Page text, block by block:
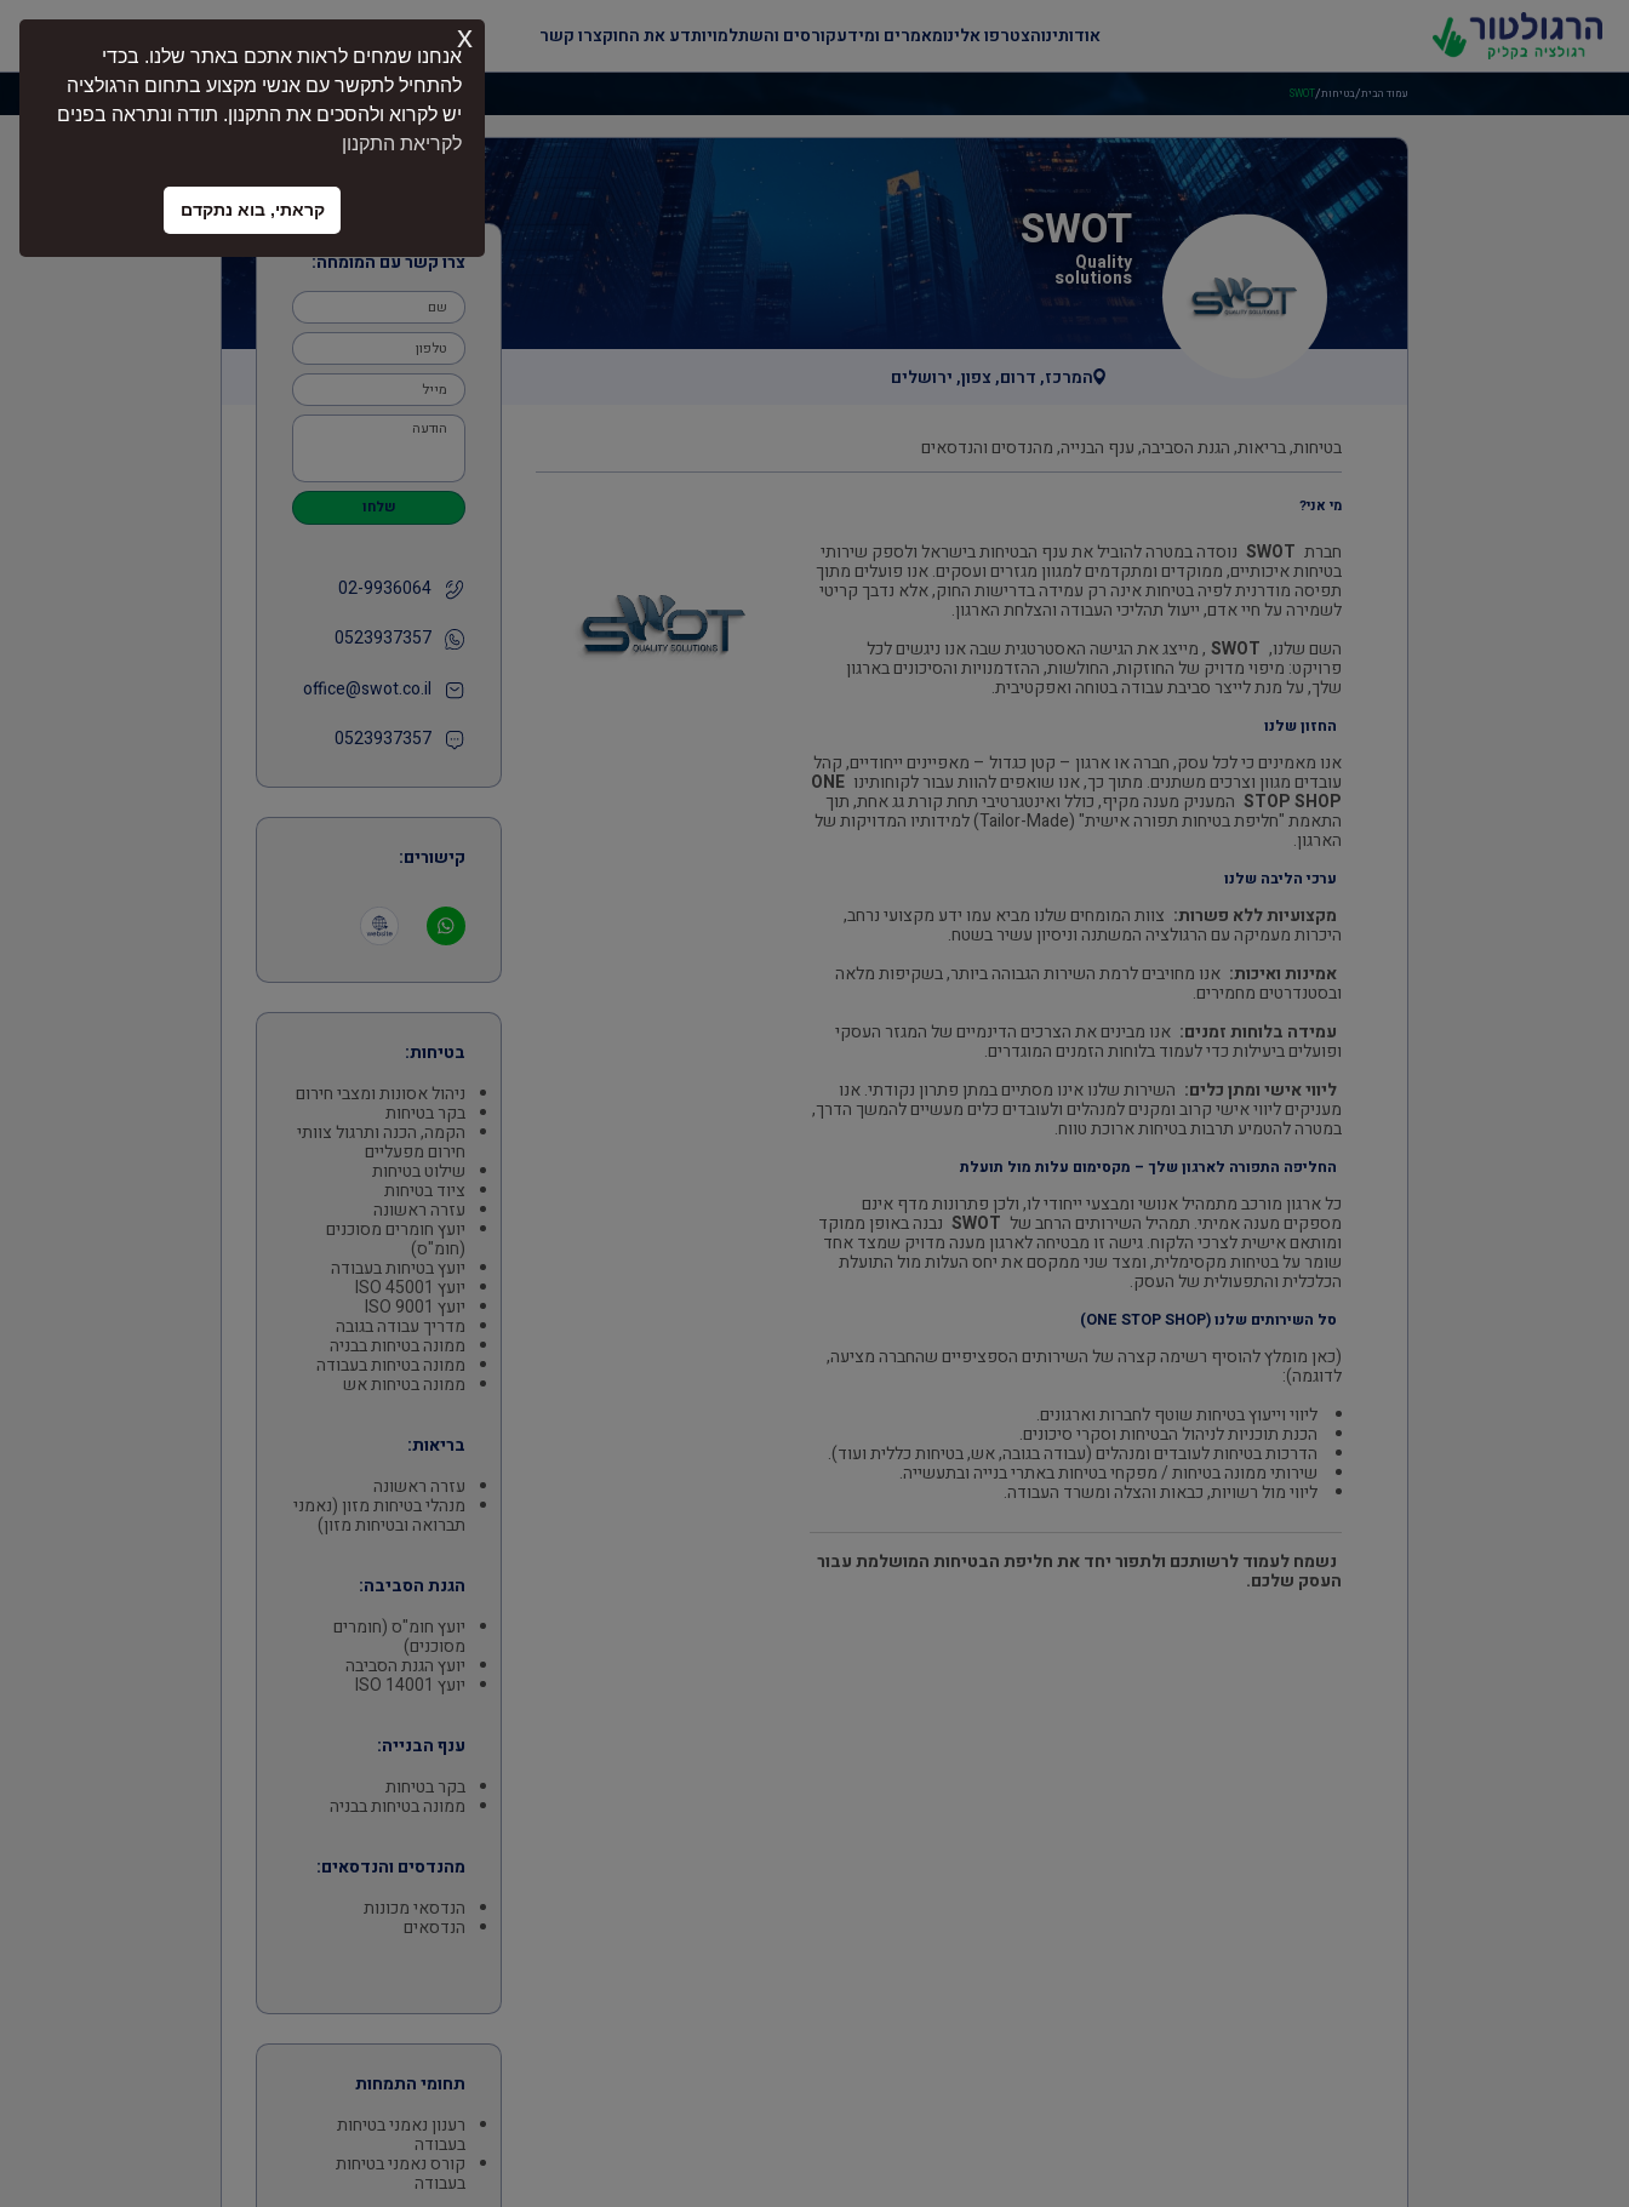
אודותינוהצטרפו אלינומאמרים ומידעקורסים והשתלמויותדע את החוקצרו קשר
עמוד הבית/בטיחות/
SWOT
SWOT
Quality
solutions
המרכז, דרום,צפון, ירושלים
בטיחות, בריאות, הגנת הסביבה, ענף הבנייה, מהנדסים והנדסאים
מי אני?
חברת SWOT נוסדה במטרה להוביל את ענף הבטיחות בישראל ולספק שירותי
בטיחות איכותיים, ממוקדים ומתקדמים למגוון מגזרים ועסקים. אנו פועלים מתוך
תפיסה מודרנית לפיה בטיחות אינה רק עמידה בדרישות החוק, אלא נדבך קריטי
לשמירה על חיי אדם, ייעול תהליכי העבודה והצלחת הארגון.
השם שלנו, SWOT , מייצג את הגישה האסטרטגית שבה אנו ניגשים לכל
פרויקט: מיפוי מדויק של החוזקות, החולשות, ההזדמנויות והסיכונים בארגון
שלך, על מנת לייצר סביבת עבודה בטוחה ואפקטיבית.
החזון שלנו
אנו מאמינים כי לכל עסק, חברה או ארגון – קטן כגדול – מאפיינים ייחודיים, קהל
עובדים מגוון וצרכים משתנים. מתוך כך, אנו שואפים להוות עבור לקוחותינו ONE
STOP SHOP המעניק מענה מקיף, כולל ואינטגרטיבי תחת קורת גג אחת, תוך
התאמת "חליפת בטיחות תפורה אישית" (Tailor-Made) למידותיו המדויקות של
הארגון.
ערכי הליבה שלנו
מקצועיות ללא פשרות: צוות המומחים שלנו מביא עמו ידע מקצועי נרחב,
היכרות מעמיקה עם הרגולציה המשתנה וניסיון עשיר בשטח.
אמינות ואיכות: אנו מחויבים לרמת השירות הגבוהה ביותר, בשקיפות מלאה
ובסטנדרטים מחמירים.
עמידה בלוחות זמנים: אנו מבינים את הצרכים הדינמיים של המגזר העסקי
ופועלים ביעילות כדי לעמוד בלוחות הזמנים המוגדרים.
ליווי אישי ומתן כלים: השירות שלנו אינו מסתיים במתן פתרון נקודתי. אנו
מעניקים ליווי אישי קרוב ומקנים למנהלים ולעובדים כלים מעשיים להמשך הדרך,
במטרה להטמיע תרבות בטיחות ארוכת טווח.
החליפה התפורה לארגון שלך – מקסימום עלות מול תועלת
כל ארגון מורכב מתמהיל אנושי ומבצעי ייחודי לו, ולכן פתרונות מדף אינם
מספקים מענה אמיתי. תמהיל השירותים הרחב של SWOT נבנה באופן ממוקד
ומותאם אישית לצרכי הלקוח. גישה זו מבטיחה לארגון מענה מדויק שמצד אחד
שומר על בטיחות מקסימלית, ומצד שני ממקסם את יחס העלות מול התועלת
הכלכלית והתפעולית של העסק.
סל השירותים שלנו (ONE STOP SHOP)
(כאן מומלץ להוסיף רשימה קצרה של השירותים הספציפיים שהחברה מציעה,
לדוגמה):
ליווי וייעוץ בטיחות שוטף לחברות וארגונים.
הכנת תוכניות לניהול הבטיחות וסקרי סיכונים.
הדרכות בטיחות לעובדים ומנהלים (עבודה בגובה, אש, בטיחות כללית ועוד).
שירותי ממונה בטיחות / מפקחי בטיחות באתרי בנייה ובתעשייה.
ליווי מול רשויות, כבאות והצלה ומשרד העבודה.
נשמח לעמוד לרשותכם ולתפור יחד את חליפת הבטיחות המושלמת עבור
העסק שלכם.
צרו קשר עם המומחה:
שלחו
02-9936064
0523937357
office@swot.co.il
0523937357
קישורים:
בטיחות:
ניהול אסונות ומצבי חירום
בקר בטיחות
הקמה, הכנה ותרגול צוותי
חירום מפעליים
שילוט בטיחות
ציוד בטיחות
עזרה ראשונה
יועץ חומרים מסוכנים
(חומ"ס)
יועץ בטיחות בעבודה
יועץ ISO 45001
יועץ ISO 9001
מדריך עבודה בגובה
ממונה בטיחות בבניה
ממונה בטיחות בעבודה
ממונה בטיחות אש
בריאות:
עזרה ראשונה
מנהלי בטיחות מזון (נאמני
תברואה ובטיחות מזון)
הגנת הסביבה:
יועץ חומ"ס (חומרים
מסוכנים)
יועץ הגנת הסביבה
יועץ ISO 14001
ענף הבנייה:
בקר בטיחות
ממונה בטיחות בבניה
מהנדסים והנדסאים:
הנדסאי מכונות
הנדסאים
תחומי התמחות
רענון נאמני בטיחות
בעבודה
קורס נאמני בטיחות
בעבודה
אנחנו שמחים לראות אתכם באתר שלנו. בכדי
להתחיל לתקשר עם אנשי מקצוע בתחום הרגולציה
יש לקרוא ולהסכים את התקנון. תודה ונתראה בפנים
לקריאת התקנון
קראתי, בוא נתקדם
x